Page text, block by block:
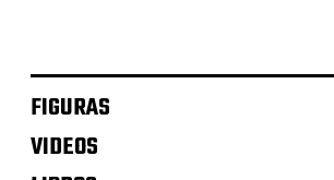
FIGURAS
VIDEOS